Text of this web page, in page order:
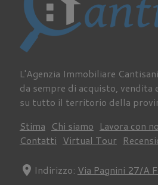
L'Agenzia Immobiliare
da sempre di acquisto,
su tutto il territorio della
Stima Chi siamo Lavora con
Contatti Virtual Tour
location_on Indirizzo: Via Pagnini 27/A